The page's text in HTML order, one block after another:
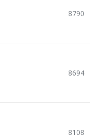
8790
8694
8108